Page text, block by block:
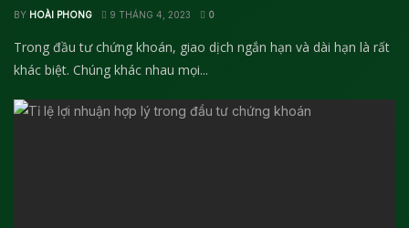
BY HOÀI PHONG 9 THÁNG 4, 2023 0
Trong đầu tư chứng khoán, giao dịch ngắn hạn và dài hạn là rất
khác biệt. Chúng khác nhau mọi...